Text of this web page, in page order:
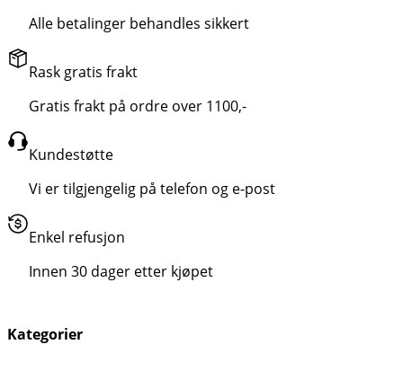
Alle betalinger behandles sikkert
Rask gratis frakt
Gratis frakt på ordre over 1100,-
Kundestøtte
Vi er tilgjengelig på telefon og e-post
Enkel refusjon
Innen 30 dager etter kjøpet
Kategorier